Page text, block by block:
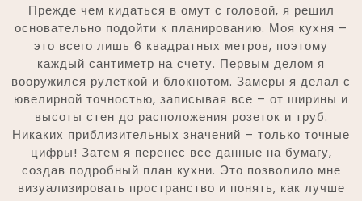
Прежде чем кидаться в омут с головой, я решил
основательно подойти к планированию. Моя кухня –
это всего лишь 6 квадратных метров, поэтому
каждый сантиметр на счету. Первым делом я
вооружился рулеткой и блокнотом. Замеры я делал с
ювелирной точностью, записывая все – от ширины и
высоты стен до расположения розеток и труб.
Никаких приблизительных значений – только точные
цифры! Затем я перенес все данные на бумагу,
создав подробный план кухни. Это позволило мне
визуализировать пространство и понять, как лучше